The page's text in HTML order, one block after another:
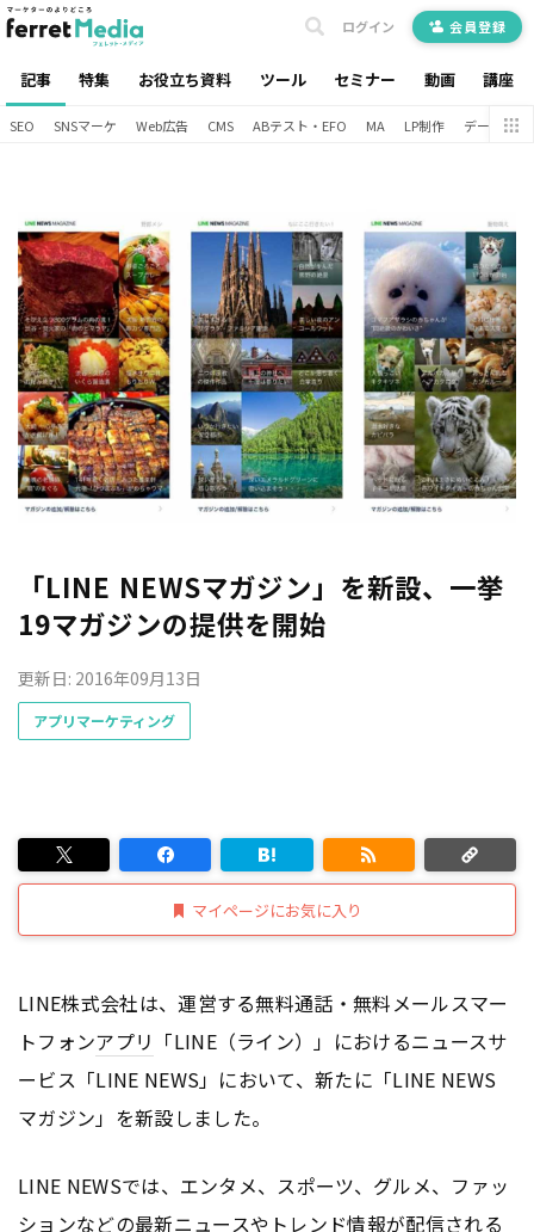
記事 特集 お役立ち資料 ツール セミナー 動画 講座
ログイン 会員登録
SEO SNSマーケ Web広告 CMS ABテスト・EFO MA LP制作 データ分析
「LINE NEWSマガジン」を新設、一挙
19マガジンの提供を開始
更新日: 2016年09月13日
アプリマーケティング
マイページにお気に入り
LINE株式会社は、運営する無料通話・無料メールスマー
トフォンアプリ 「LINE（ライン）」におけるニュースサ
ービス「LINE NEWS」において、新たに「LINE NEWS
マガジン」を新設しました。
LINE NEWSでは、エンタメ、スポーツ、グルメ、ファッ
ションなどの最新ニュースやトレンド情報が配信される